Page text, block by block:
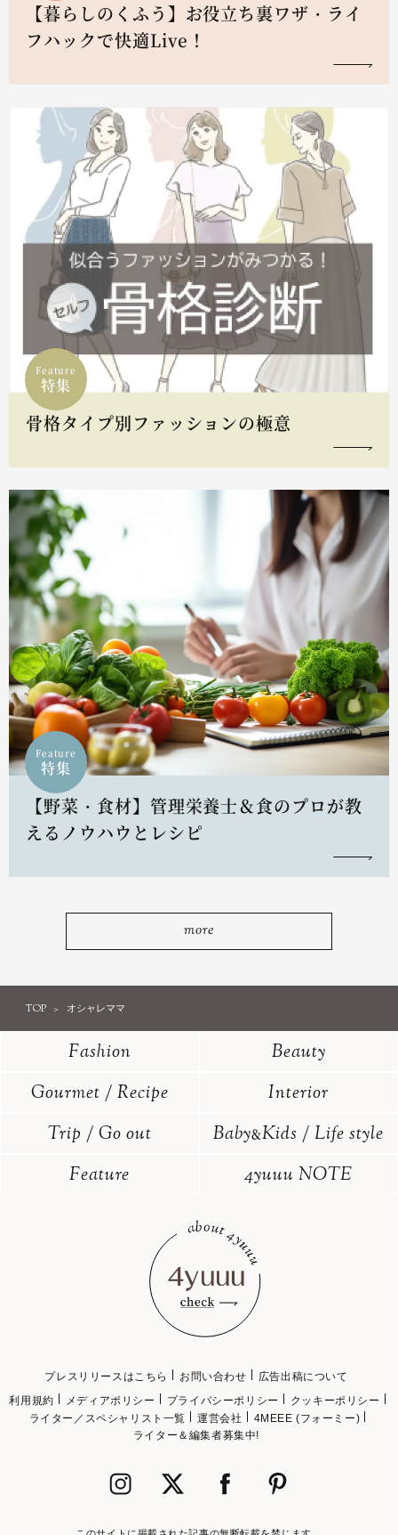
【暮らしのくふう】お役立ち裏ワザ・ライ
フハックで快適Live！
Feature
特集
骨格タイプ別ファッションの極意
Feature
特集
【野菜・食材】管理栄養士＆食のプロが教
えるノウハウとレシピ
more
TOP オシャレママ
Fashion
Beauty
Gourmet / Recipe
Interior
Trip / Go out
Baby&Kids / Life style
Feature
4yuuu NOTE
プレスリリースはこちら お問い合わせ
広告出稿について
利用規約
メディアポリシー プライバシーポリシー
クッキーポリシー
ライター／スペシャリスト一覧
運営会社
4MEEE (フォーミー)
ライター＆編集者募集中!